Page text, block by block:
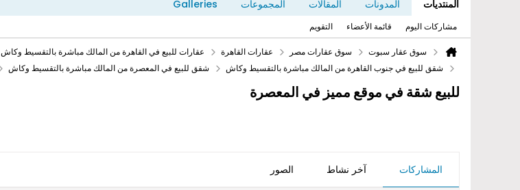
المنتديات المدونات المقالات المجموعات Galleries
مشاركات اليوم قائمة الأعضاء التقويم
سوق عقار سبوت سوق عقارات مصر عقارات القاهرة عقارات للبيع في القاهرة من المالك مباشرة بالتقسيط وكاش
شقق للبيع في جنوب القاهرة من المالك مباشرة بالتقسيط وكاش
شقق للبيع في المعصرة من المالك مباشرة بالتقسيط وكاش
للبيع شقة في موقع مميز في المعصرة
المشاركات آخر نشاط الصور